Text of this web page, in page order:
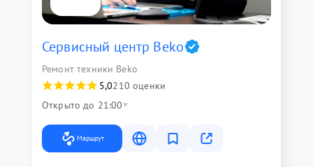
Сервисный центр Beko
Ремонт техники Beko
5,0210 оценки
Открыто до 21:00
Маршрут